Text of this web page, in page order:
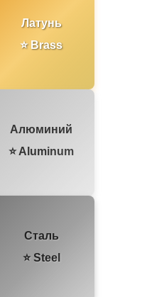
Латунь
⭐ Brass
Алюминий
⭐ Aluminum
Сталь
⭐ Steel